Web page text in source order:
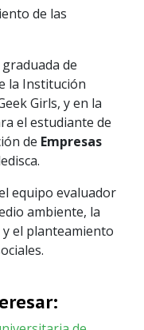
de las
de
la Institución
Girls, y en la
el estudiante de
de Empresas
equipo evaluador
ambiente, la
el planteamiento